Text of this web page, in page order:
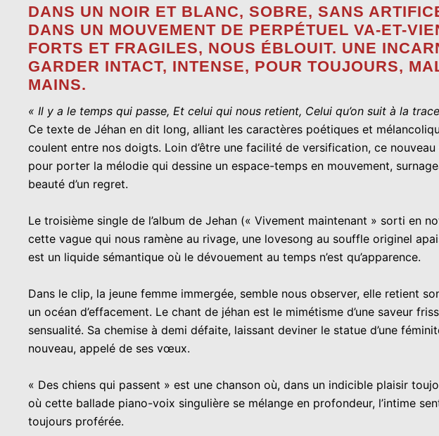
DANS UN NOIR ET BLANC, SOBRE, SANS
DANS UN MOUVEMENT DE PERPÉTUEL VA-ET-
FORTS ET FRAGILES, NOUS ÉBLOUIT. UNE
GARDER INTACT, INTENSE, POUR TOUJOURS,
MAINS.
« Il y a le temps qui passe, Et celui qui nous retient, Celui qu’on suit à la
Ce texte de Jéhan en dit long, alliant les caractères poétiques et
coulent entre nos doigts. Loin d’être une facilité de versification, ce
pour porter la mélodie qui dessine un espace-temps en mouvement,
beauté d’un regret.
Le troisième single de l’album de Jehan (« Vivement maintenant » sorti en
cette vague qui nous ramène au rivage, une lovesong au souffle originel
est un liquide sémantique où le dévouement au temps n’est qu’apparence.
Dans le clip, la jeune femme immergée, semble nous observer, elle retient
un océan d’effacement. Le chant de jéhan est le mimétisme d’une saveur
sensualité. Sa chemise à demi défaite, laissant deviner le statue d’une
nouveau, appelé de ses vœux.
« Des chiens qui passent » est une chanson où, dans un indicible plaisir
où cette ballade piano-voix singulière se mélange en profondeur, l’intime
toujours proférée.